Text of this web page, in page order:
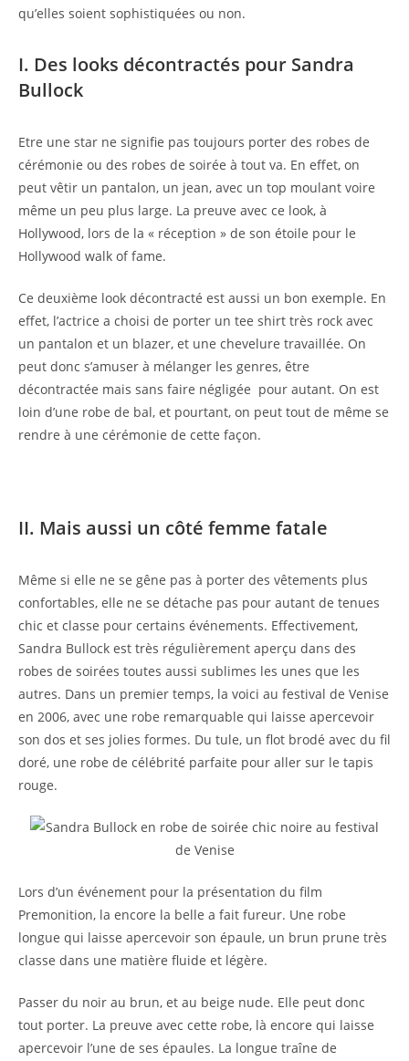
qu’elles soient sophistiquées ou non.
I. Des looks décontractés pour Sandra
Bullock
Etre une star ne signifie pas toujours porter des robes de
cérémonie ou des robes de soirée à tout va. En effet, on
peut vêtir un pantalon, un jean, avec un top moulant voire
même un peu plus large. La preuve avec ce look, à
Hollywood, lors de la « réception » de son étoile pour le
Hollywood walk of fame.
Ce deuxième look décontracté est aussi un bon exemple. En
effet, l’actrice a choisi de porter un tee shirt très rock avec
un pantalon et un blazer, et une chevelure travaillée. On
peut donc s’amuser à mélanger les genres, être
décontractée mais sans faire négligée pour autant. On est
loin d’une robe de bal, et pourtant, on peut tout de même se
rendre à une cérémonie de cette façon.
II. Mais aussi un côté femme fatale
Même si elle ne se gêne pas à porter des vêtements plus
confortables, elle ne se détache pas pour autant de tenues
chic et classe pour certains événements. Effectivement,
Sandra Bullock est très régulièrement aperçu dans des
robes de soirées toutes aussi sublimes les unes que les
autres. Dans un premier temps, la voici au festival de Venise
en 2006, avec une robe remarquable qui laisse apercevoir
son dos et ses jolies formes. Du tule, un flot brodé avec du fil
doré, une robe de célébrité parfaite pour aller sur le tapis
rouge.
Lors d’un événement pour la présentation du film
Premonition, la encore la belle a fait fureur. Une robe
longue qui laisse apercevoir son épaule, un brun prune très
classe dans une matière fluide et légère.
Passer du noir au brun, et au beige nude. Elle peut donc
tout porter. La preuve avec cette robe, là encore qui laisse
apercevoir l’une de ses épaules. La longue traîne de